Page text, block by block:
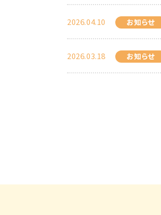
2026.04.10 お知らせ
2026.03.18 お知らせ